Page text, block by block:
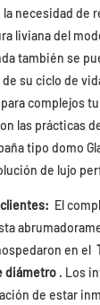
necesidad de
liviana del
también se
su ciclo de
complejos
las prácticas
El
en el
diámetro . Los
de estar